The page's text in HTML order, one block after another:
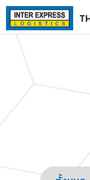
Paste this code as